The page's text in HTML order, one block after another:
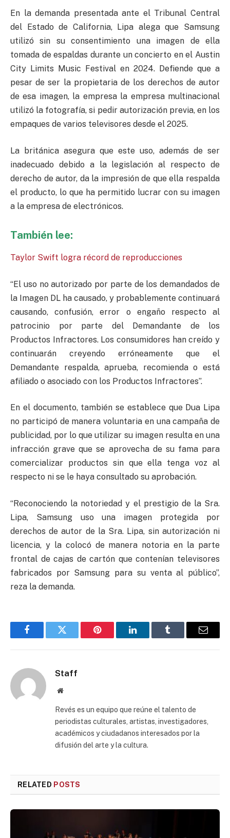
En la demanda presentada ante el Tribunal Central
del Estado de California, Lipa alega que Samsung
utilizó sin su consentimiento una imagen de ella
tomada de espaldas durante un concierto en el Austin
City Limits Music Festival en 2024. Defiende que a
pesar de ser la propietaria de los derechos de autor
de esa imagen, la empresa la empresa multinacional
utilizó la fotografía, si pedir autorización previa, en los
empaques de varios televisores desde el 2025.
La británica asegura que este uso, además de ser
inadecuado debido a la legislación al respecto de
derecho de autor, da la impresión de que ella respalda
el producto, lo que ha permitido lucrar con su imagen
a la empresa de electrónicos.
También lee:
Taylor Swift logra récord de reproducciones
“El uso no autorizado por parte de los demandados de
la Imagen DL ha causado, y probablemente continuará
causando, confusión, error o engaño respecto al
patrocinio por parte del Demandante de los
Productos Infractores. Los consumidores han creído y
continuarán creyendo erróneamente que el
Demandante respalda, aprueba, recomienda o está
afiliado o asociado con los Productos Infractores”.
En el documento, también se establece que Dua Lipa
no participó de manera voluntaria en una campaña de
publicidad, por lo que utilizar su imagen resulta en una
infracción grave que se aprovecha de su fama para
comercializar productos sin que ella tenga voz al
respecto ni se le haya consultado su aprobación.
“Reconociendo la notoriedad y el prestigio de la Sra.
Lipa, Samsung uso una imagen protegida por
derechos de autor de la Sra. Lipa, sin autorización ni
licencia, y la colocó de manera notoria en la parte
frontal de cajas de cartón que contenían televisores
fabricados por Samsung para su venta al público”,
reza la demanda.
FacebookTwitter Pinterest LinkedInTumblr Email
Staff
Website
Revés es un equipo que reúne el talento de
periodistas culturales, artistas, investigadores,
académicos y ciudadanos interesados por la
difusión del arte y la cultura.
RELATED POSTS